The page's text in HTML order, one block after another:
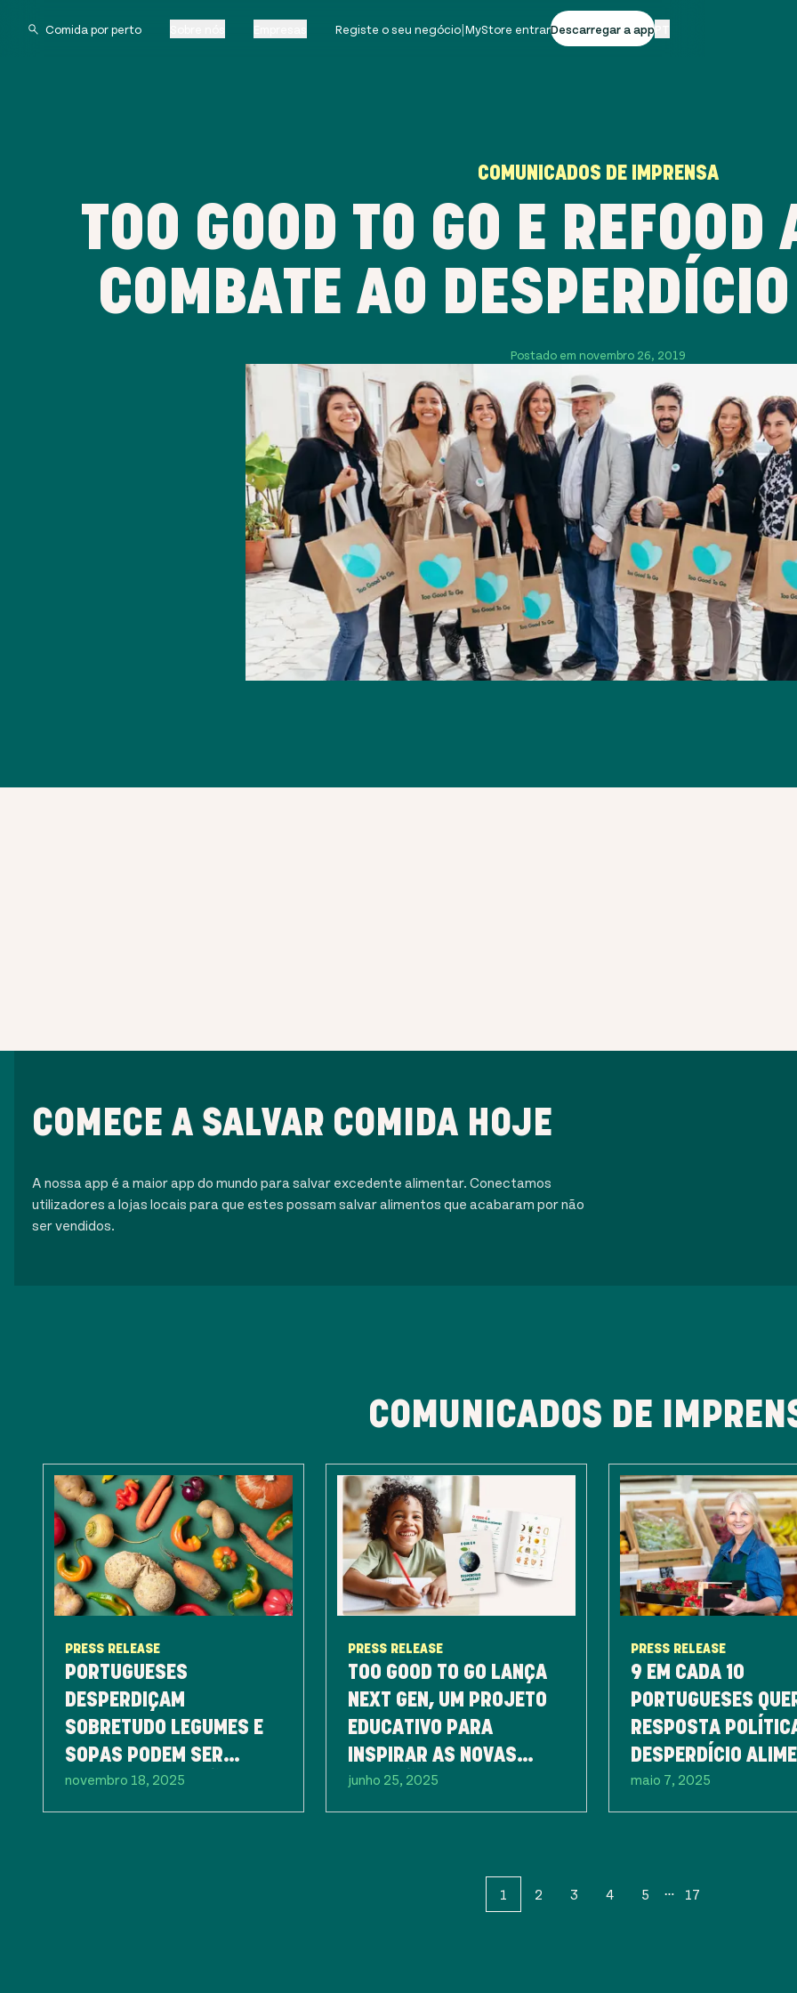
Registe o seu negócio|MyStore entrarDescarregar a app
COMUNICADOS DE IMPRENSA
TOO GOOD TO GO E
COMBATE AO
Postado em novembro 26, 2019
COMECE A SALVAR COMIDA HOJE
A nossa app é a maior app do mundo para salvar excedente alimentar. Conectamos
utilizadores a lojas locais para que estes possam salvar alimentos que acabaram por não
ser vendidos.
COMUNICADOS DE
PRESS RELEASE
PORTUGUESES
DESPERDIÇAM
SOBRETUDO LEGUMES E
SOPAS PODEM SER
PARTE DA SOLUÇÃO
novembro 18, 2025
PRESS RELEASE
TOO GOOD TO GO LANÇA
NEXT GEN, UM PROJETO
EDUCATIVO PARA
INSPIRAR AS NOVAS
GERAÇÕES NA LUTA
CONTRA O DESPERDÍCIO
junho 25, 2025
PRESS RELEASE
9 EM CADA 10
PORTUGUESES
RESPOSTA
DESPERDÍCIO
JÁ NA PRÓXIMA
LEGISLATURA
maio 7, 2025
1 2 3 4 5 17